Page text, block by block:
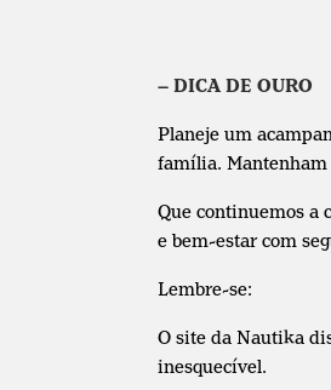
– DICA DE OURO
Planeje um
família. Mantenham
Que continuemos a
e bem-estar com
Lembre-se:
O site da Nautika
inesquecível.